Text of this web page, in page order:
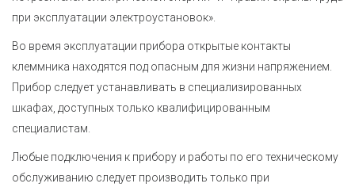
при эксплуатации электроустановок».
Во время эксплуатации прибора открытые контакты
клеммника находятся под опасным для жизни напряжением.
Прибор следует устанавливать в специализированных
шкафах, доступных только квалифицированным
специалистам.
Любые подключения к прибору и работы по его техническому
обслуживанию следует производить только при